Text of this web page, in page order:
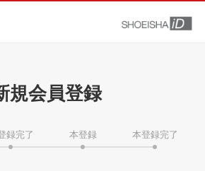
規会員登録
録完了 本登録 本登録完了